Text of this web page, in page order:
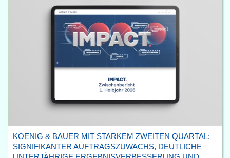
KOENIG & BAUER MIT STARKEM ZWEITEN QUARTAL:
SIGNIFIKANTER AUFTRAGSZUWACHS, DEUTLICHE